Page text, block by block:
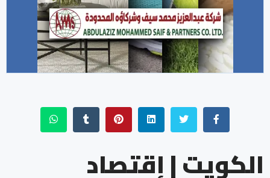
الكويت | إقتصاد